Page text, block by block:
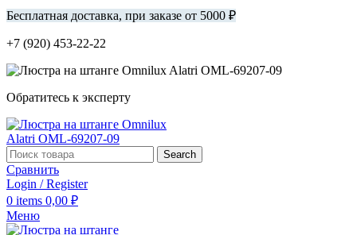
Бесплатная доставка, при заказе от 5000 ₽
+7 (920) 453-22-22
Обратитесь к эксперту
Search
Сравнить
Login / Register
0 items 0,00 ₽
Меню